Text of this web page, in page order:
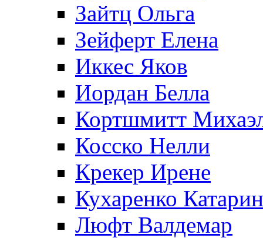
Зайтц Ольга
Зейферт Елена
Иккес Яков
Иордан Белла
Кортшмитт
Косско Нелли
Крекер Ирене
Кухаренко
Люфт Валдемaр